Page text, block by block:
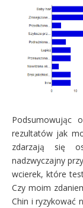
Podsumowując
rezultatów jak
zdarzają się
nadzwyczajny
wcierek, które
Czy moim
Chin i ryzykować